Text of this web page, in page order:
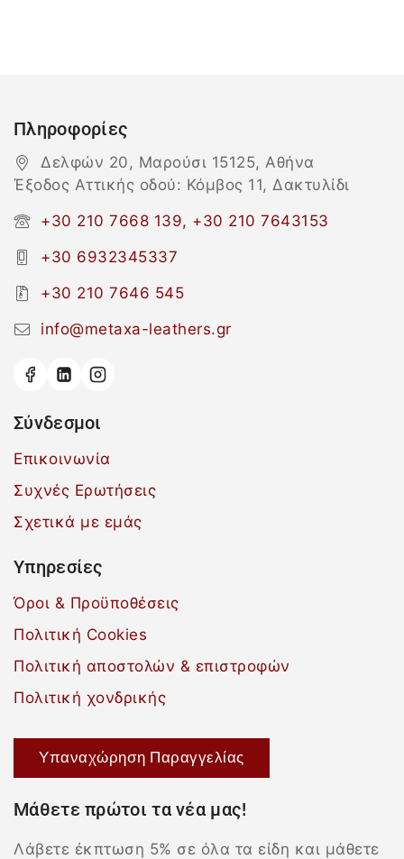
Πληροφορίες
Δελφών 20, Μαρούσι 15125, Αθήνα
Έξοδος Αττικής οδού: Κόμβος 11, Δακτυλίδι
+30 210 7668 139, +30 210 7643153
+30 6932345337
+30 210 7646 545
info@metaxa-leathers.gr
Σύνδεσμοι
Επικοινωνία
Συχνές Ερωτήσεις
Σχετικά με εμάς
Υπηρεσίες
Όροι & Προϋποθέσεις
Πολιτική Cookies
Πολιτική αποστολών & επιστροφών
Πολιτική χονδρικής
Υπαναχώρηση Παραγγελίας
Μάθετε πρώτοι τα νέα μας!
Λάβετε έκπτωση 5% σε όλα τα είδη και μάθετε